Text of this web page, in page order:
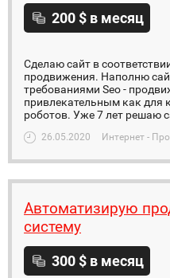
200 $ в месяц
Сделаю сайт в
продвижения. Наполню
требованиями Seo -
привлекательным как для
роботов. Уже 7 лет решаю
26.05.2020 Интернет -
Автоматизирую
систему
300 $ в месяц